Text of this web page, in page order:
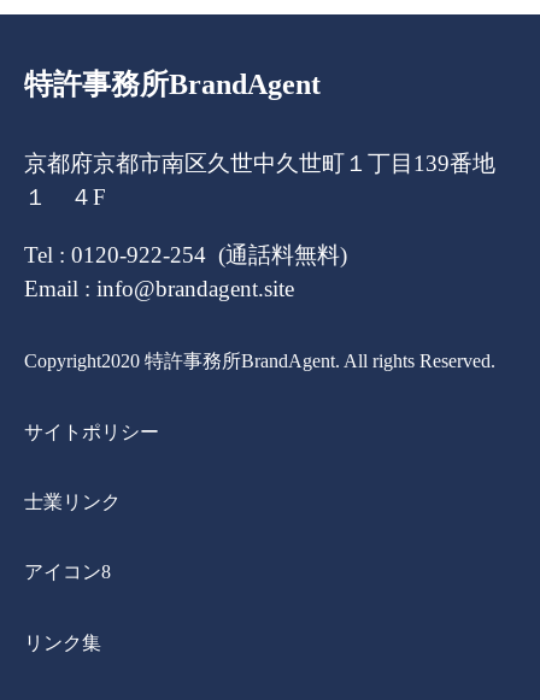
特許事務所BrandAgent
京都府京都市南区久世中久世町１丁目139番地
１ ４F
Tel : 0120-922-254 (通話料無料)
Email : info@brandagent.site
Copyright2020 特許事務所BrandAgent. All rights Reserved.
サイトポリシー
士業リンク
アイコン8
リンク集